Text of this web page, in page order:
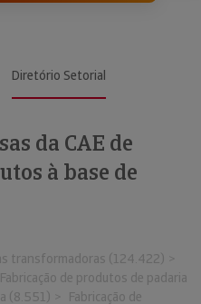
Diretório Setorial
da CAE de
à base de
transformadoras (124.422)
Fabricação de produtos de padaria
(8.551)
Fabricação de